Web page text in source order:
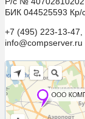
БИК 044525593
+7 (495) 223-13-
info@compserver.ru